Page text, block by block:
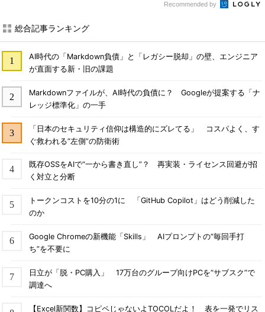
Recommended by
総合記事ランキング
AI時代の「Markdown負債」と「レガシー脱却」の壁、エンジニア
が直面する新・旧の課題
Markdownファイルが、AI時代の負債に？ Googleが提案する「ナ
レッジ標準化」の一手
「日本のセキュリティ信仰は構造的にズレてる」 コスパよく、す
ぐ救われる“左側”の防衛術
既存OSSをAIで“一から書き直し”？ 再実装・ライセンス回避が招
く対立と分断
トークンコストを10分の1に 「GitHub Copilot」はどう削減した
のか
Google Chromeの新機能「Skills」 AIプロンプトの“毎回手打
ち”を不要に
日立が「脱・PC購入」 17万台のグループ向けPCを“サブスク”で
調達へ
【Excel新関数】コピペじゃないよTOCOLだよ！ 表を一発でリス